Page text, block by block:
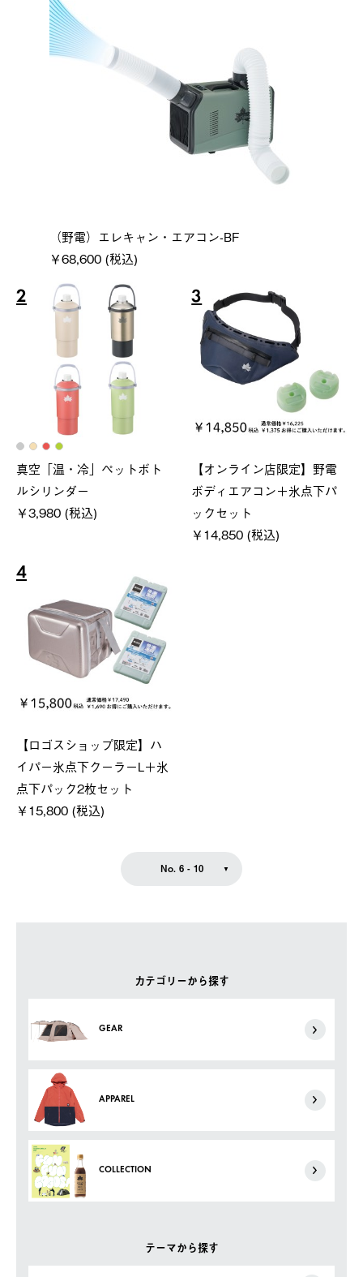
カテゴリーから探す
GEAR
APPAREL
COLLECTION
テーマから探す
（野電）エレキャン・エアコン-BF
￥68,600 (税込)
2
真空「温・冷」ペットボト
ルシリンダー
￥3,980 (税込)
3
【オンライン店限定】野電
ボディエアコン＋氷点下パ
ックセット
￥14,850 (税込)
4
【ロゴスショップ限定】ハ
イパー氷点下クーラーL＋氷
点下パック2枚セット
￥15,800 (税込)
No. 6 - 10